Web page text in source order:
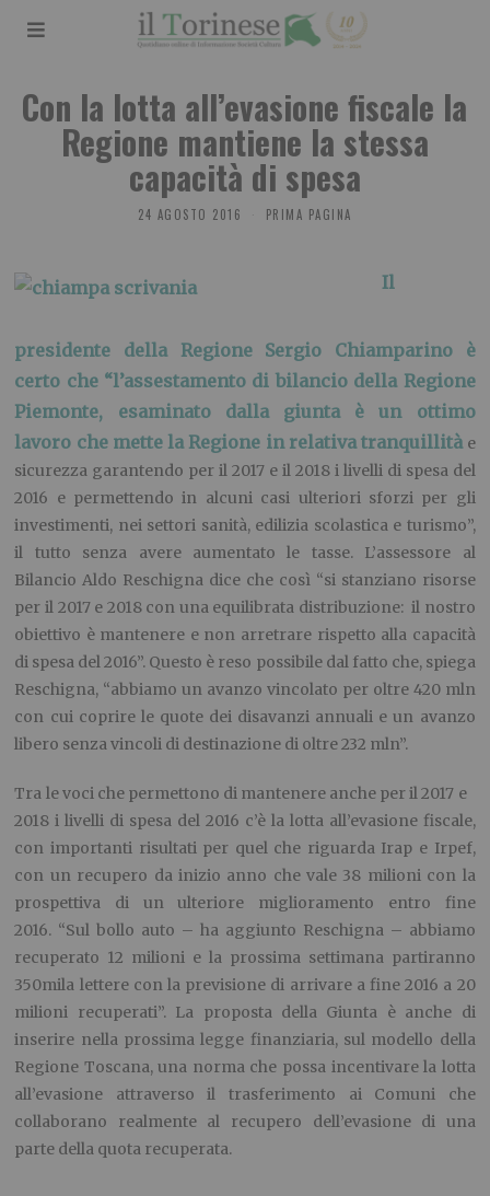
Con la lotta all’evasione fiscale la
Regione mantiene la stessa
capacità di spesa
24 AGOSTO 2016 PRIMA PAGINA
Il
presidente della Regione Sergio Chiamparino è
certo che “l’assestamento di bilancio della Regione
Piemonte, esaminato dalla giunta è un ottimo
lavoro che mette la Regione in relativa tranquillitàe
sicurezza garantendo per il 2017 e il 2018 i livelli di spesa del
2016 e permettendo in alcuni casi ulteriori sforzi per gli
investimenti, nei settori sanità, edilizia scolastica e turismo”,
il tutto senza avere aumentato le tasse. L’assessore al
Bilancio Aldo Reschigna dice che così “si stanziano risorse
per il 2017 e 2018 con una equilibrata distribuzione: il nostro
obiettivo è mantenere e non arretrare rispetto alla capacità
di spesa del 2016”. Questo è reso possibile dal fatto che, spiega
Reschigna, “abbiamo un avanzo vincolato per oltre 420 mln
con cui coprire le quote dei disavanzi annuali e un avanzo
libero senza vincoli di destinazione di oltre 232 mln”.
Tra le voci che permettono di mantenere anche per il 2017 e
2018 i livelli di spesa del 2016 c’è la lotta all’evasione fiscale,
con importanti risultati per quel che riguarda Irap e Irpef,
con un recupero da inizio anno che vale 38 milioni con la
prospettiva di un ulteriore miglioramento entro fine
2016. “Sul bollo auto – ha aggiunto Reschigna – abbiamo
recuperato 12 milioni e la prossima settimana partiranno
350mila lettere con la previsione di arrivare a fine 2016 a 20
milioni recuperati”. La proposta della Giunta è anche di
inserire nella prossima legge finanziaria, sul modello della
Regione Toscana, una norma che possa incentivare la lotta
all’evasione attraverso il trasferimento ai Comuni che
collaborano realmente al recupero dell’evasione di una
parte della quota recuperata.